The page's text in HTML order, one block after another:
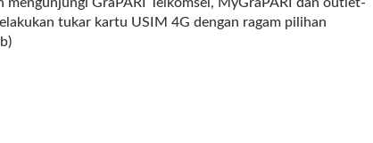
tukar kartu USIM 4G dengan ragam pilihan